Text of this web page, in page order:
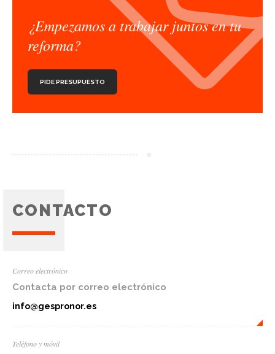
¿Empezamos a trabajar juntos en tu
reforma?
PIDE PRESUPUESTO
CONTACTO
Correo electrónico
Contacta por correo electrónico
info@gespronor.es
Teléfono y móvil